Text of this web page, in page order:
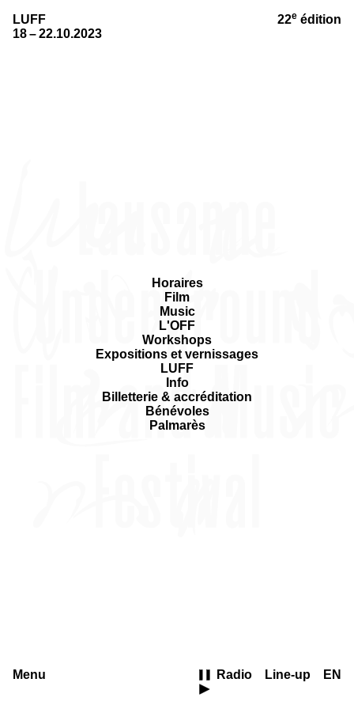
LUFF
18 – 22.10.2023
22e édition
Horaires
Film
Music
L'OFF
Workshops
Expositions et vernissages
LUFF
Info
Billetterie & accréditation
Bénévoles
Palmarès
Menu Radio Line-up EN